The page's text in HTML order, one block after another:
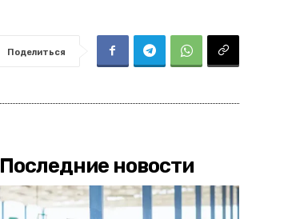
Поделиться
Последние новости